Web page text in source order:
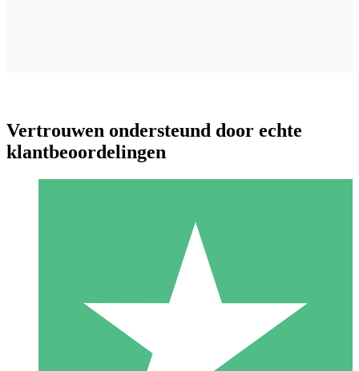
Individuele Creditpakketten
Betaal per gebruik met downloadtegoeden. Geen maandelijkse
Vertrouwen ondersteund door echte
klantbeoordelingen